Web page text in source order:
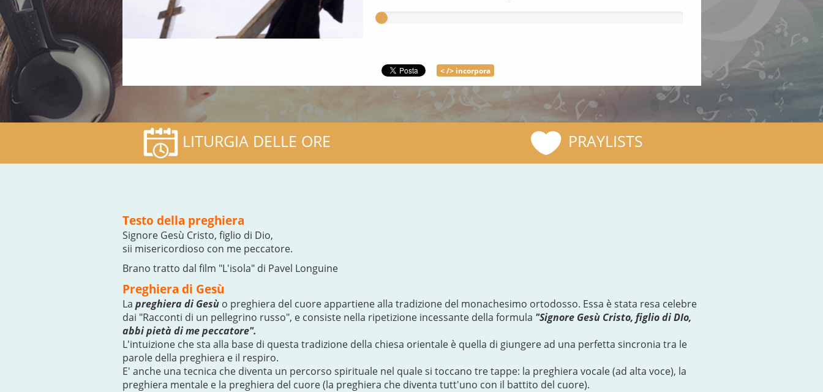
< /> incorpora
LITURGIA DELLE ORE PRAYLISTS
Testo della preghiera
Signore Gesù Cristo, figlio di Dio,
sii misericordioso con me peccatore.
Brano tratto dal film "L'isola" di Pavel Longuine
Preghiera di Gesù
La preghiera di Gesù o preghiera del cuore appartiene alla tradizione del monachesimo ortodosso. Essa è stata resa celebre
dai "Racconti di un pellegrino russo", e consiste nella ripetizione incessante della formula "Signore Gesù Cristo, figlio di DIo,
abbi pietà di me peccatore".
L'intuizione che sta alla base di questa tradizione della chiesa orientale è quella di giungere ad una perfetta sincronia tra le
parole della preghiera e il respiro.
E' anche una tecnica che diventa un percorso spirituale nel quale si toccano tre tappe: la preghiera vocale (ad alta voce), la
preghiera mentale e la preghiera del cuore (la preghiera che diventa tutt'uno con il battito del cuore).